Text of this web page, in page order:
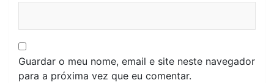
Guardar o meu nome, email e site neste navegador
para a próxima vez que eu comentar.